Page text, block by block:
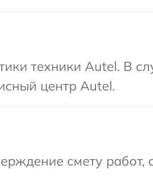
техники Autel. В
центр Autel.
смету